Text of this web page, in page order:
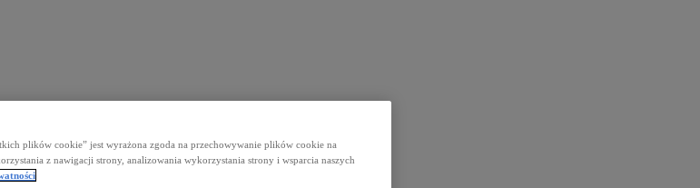
plików cookie” jest wyrażona zgoda na przechowywanie plików cookie na
z nawigacji strony, analizowania wykorzystania strony i wsparcia naszych